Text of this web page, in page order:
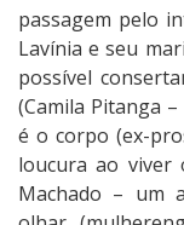
passagem pelo
Lavínia e seu
possível
(Camila Pitanga
é o corpo (ex-
loucura ao viver
Machado – um